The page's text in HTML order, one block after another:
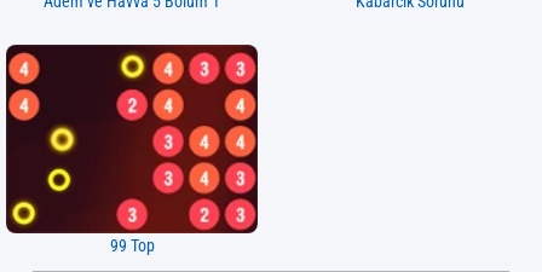
99 Top